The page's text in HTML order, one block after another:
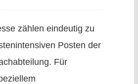
zählen eindeutig zu
Posten der
Für